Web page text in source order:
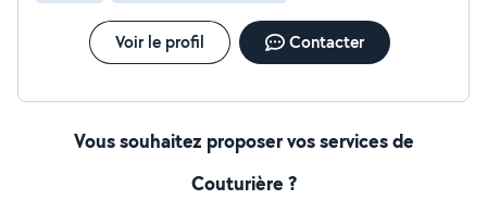
Voir le profil Contacter
Vous souhaitez proposer vos services de
Couturière ?